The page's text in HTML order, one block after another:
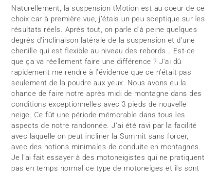
Naturellement, la suspension tMotion est au coeur de ce
choix car à première vue, j’étais un peu sceptique sur les
résultats réels. Après tout, on parle d’à peine quelques
degrés d’inclinaison latérale de la suspension et d’une
chenille qui est flexible au niveau des rebords… Est-ce
que ça va réellement faire une différence ? J’ai dû
rapidement me rendre à l’évidence que ce n’était pas
seulement de la poudre aux yeux. Nous avons eu la
chance de faire notre après midi de montagne dans des
conditions exceptionnelles avec 3 pieds de nouvelle
neige. Ce fût une période mémorable dans tous les
aspects de notre randonnée. J’ai été ravi par la facilité
avec laquelle on peut incliner la Summit sans forcer,
avec des notions minimales de conduite en montagnes.
Je l’ai fait essayer à des motoneigistes qui ne pratiquent
pas en temps normal ce type de motoneiges et ils sont